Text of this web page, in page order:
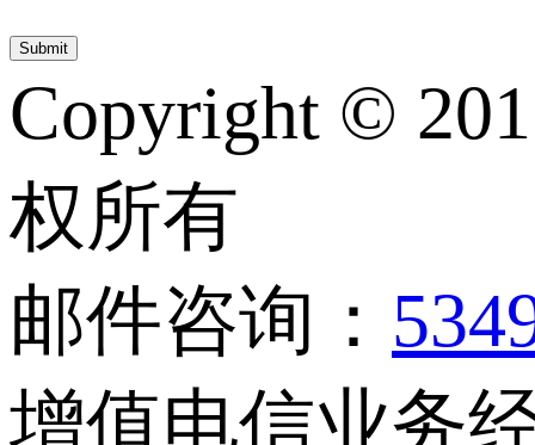
Copyright ©
权所有
邮件咨询：
增值电信业务